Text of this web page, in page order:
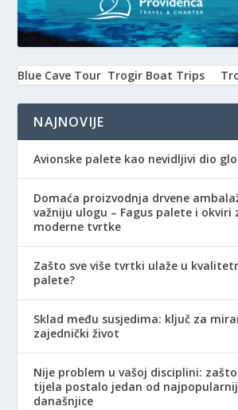
Blue Cave Tour Trogir Boat Trips
NAJNOVIJE
Avionske palete kao nevidljivi dio
Domaća proizvodnja drvene
važniju ulogu – Fagus palete i okviri
moderne tvrtke
Zašto sve više tvrtki ulaže u
palete?
Sklad među susjedima: ključ za
zajednički život
Nije problem u vašoj disciplini:
tijela postalo jedan od
današnjice